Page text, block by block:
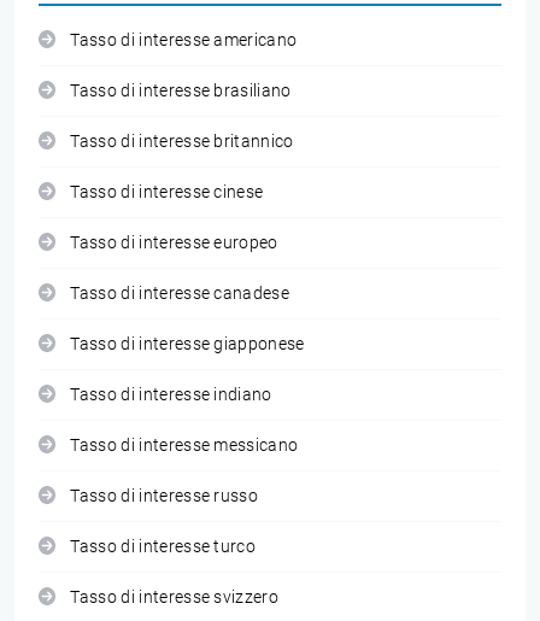
Tasso di interesse americano
Tasso di interesse brasiliano
Tasso di interesse britannico
Tasso di interesse cinese
Tasso di interesse europeo
Tasso di interesse canadese
Tasso di interesse giapponese
Tasso di interesse indiano
Tasso di interesse messicano
Tasso di interesse russo
Tasso di interesse turco
Tasso di interesse svizzero